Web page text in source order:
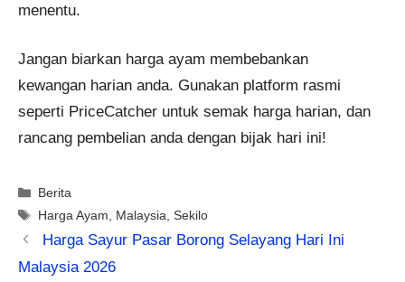
menentu.
Jangan biarkan harga ayam membebankan
kewangan harian anda. Gunakan platform rasmi
seperti PriceCatcher untuk semak harga harian, dan
rancang pembelian anda dengan bijak hari ini!
Categories
Berita
Tags
Harga Ayam, Malaysia,Sekilo
Harga Sayur Pasar Borong Selayang Hari Ini
Malaysia 2026